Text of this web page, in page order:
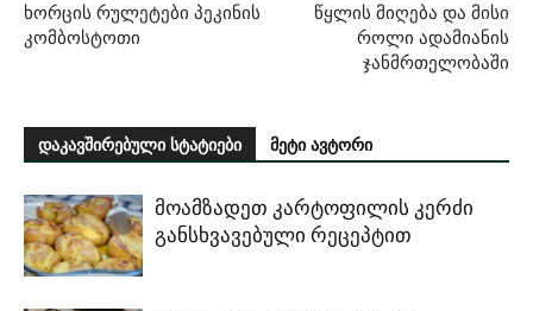
ხორცის რულეტები პეკინის
კომბოსტოთი
წყლის მიღება და მისი
როლი ადამიანის
ჯანმრთელობაში
დაკავშირებული სტატიები მეტი ავტორი
მოამზადეთ კარტოფილის კერძი
განსხვავებული რეცეპტით